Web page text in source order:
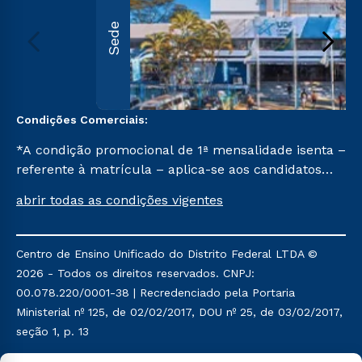
Sede
Condições Comerciais:
*A condição promocional de 1ª mensalidade isenta –
referente à matrícula – aplica-se aos candidatos
na prova on-line ou agendada, que ofertam bolsas
semestre vigente, que ainda não tenham efetivado
e/ou não tenham cancelado ou trancado sua
matrícula em uma das Instituições da Cruzeiro do
Sul Educacional, no período de um ano. Tais
condições não se aplicam aos cursos de Medicina, e
abrir todas as condições vigentes
Centro de Ensino Unificado do Distrito Federal LTDA ©
2026 - Todos os direitos reservados. CNPJ:
00.078.220/0001-38 | Recredenciado pela Portaria
Ministerial nº 125, de 02/02/2017, DOU nº 25, de 03/02/2017,
seção 1, p. 13